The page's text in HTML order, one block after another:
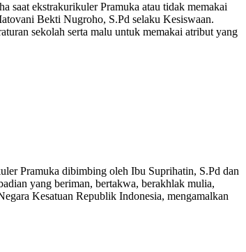
saat ekstrakurikuler Pramuka atau tidak memakai
Bekti Nugroho, S.Pd selaku Kesiswaan.
sekolah serta malu untuk memakai atribut yang
Pramuka dibimbing oleh Ibu Suprihatin, S.Pd dan
yang beriman, bertakwa, berakhlak mulia,
Kesatuan Republik Indonesia, mengamalkan